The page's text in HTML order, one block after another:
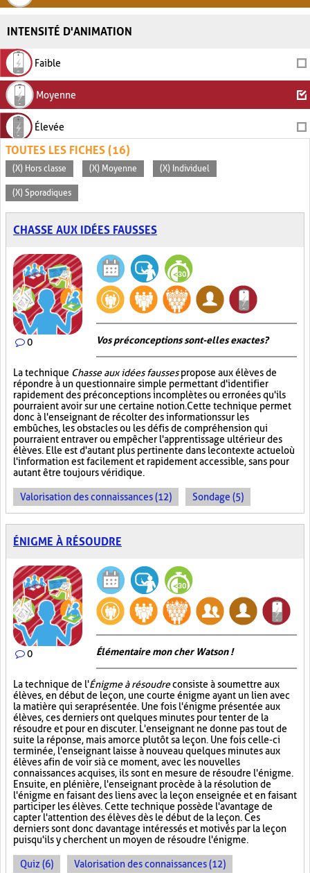
INTENSITÉ D'ANIMATION
Faible
Moyenne
Élevée
TOUTES LES FICHES (16)
(X) Hors classe (X) Moyenne (X) Individuel
(X) Sporadiques
CHASSE AUX IDÉES FAUSSES
0 Vos préconceptions sont-elles exactes ?
La technique Chasse aux idées faussespropose aux élèves de
répondre à un questionnaire simple permettant d'identifier
rapidement des préconceptions incomplètes ou erronées qu'ils
pourraient avoir sur une certaine notion. Cette technique permet
donc à l'enseignant de récolter des informations sur les
embûches, les obstacles ou les défis de compréhension qui
pourraient entraver ou empêcher l'apprentissage ultérieur des
élèves. Elle est d'autant plus pertinente dans le contexte actuel où
l'information est facilement et rapidement accessible, sans pour
autant être toujours véridique.
Valorisation des connaissances (12) Sondage (5)
ÉNIGME À RÉSOUDRE
0 Élémentaire mon cher Watson !
La technique de l'Énigme à résoudreconsiste à soumettre aux
élèves, en début de leçon, une courte énigme ayant un lien avec
la matière qui sera présentée. Une fois l'énigme présentée aux
élèves, ces derniers ont quelques minutes pour tenter de la
résoudre et pour en discuter. L'enseignant ne donne pas tout de
suite la réponse, mais amorce plutôt sa leçon. Une fois celle-ci
terminée, l'enseignant laisse à nouveau quelques minutes aux
élèves afin de voir si à ce moment, avec les nouvelles
connaissances acquises, ils sont en mesure de résoudre l'énigme.
Ensuite, en plénière, l'enseignant procède à la résolution de
l'énigme en faisant des liens avec la leçon enseignée et en faisant
participer les élèves. Cette technique possède l'avantage de
capter l'attention des élèves dès le début de la leçon. Ces
derniers sont donc davantage intéressés et motivés par la leçon
puisqu'ils y cherchent un moyen de résoudre l'énigme.
Quiz (6) Valorisation des connaissances (12)